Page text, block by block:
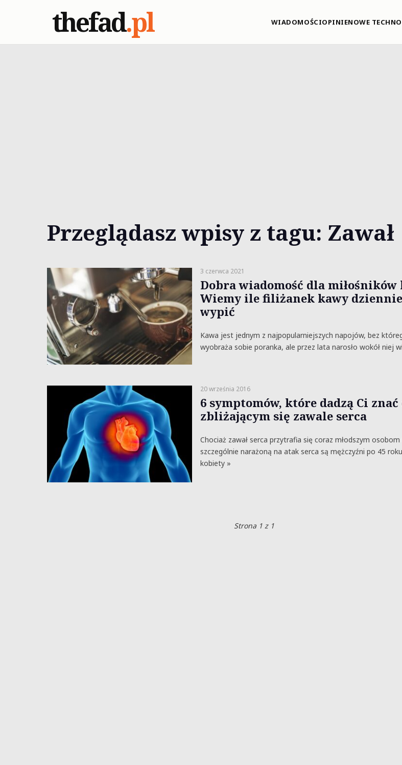
thefad.pl WIADOMOŚCIOPINIENOWE
Przeglądasz wpisy z tagu: Zawał
3 czerwca 2021
Dobra wiadomość dla miłośników
Wiemy ile filiżanek kawy
wypić
Kawa jest jednym z najpopularniejszych napojów, bez
wyobraża sobie poranka, ale przez lata narosło wokół niej
20 września 2016
6 symptomów, które dadzą Ci znać
zbliżającym się zawale serca
Chociaż zawał serca przytrafia się coraz młodszym
szczególnie narażoną na atak serca są mężczyźni po 45
kobiety »
Strona 1 z 1